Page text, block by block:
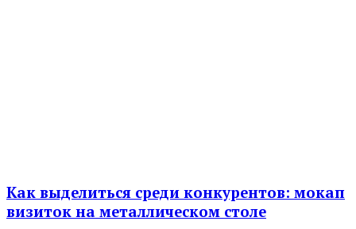
Как выделиться среди конкурентов: мокап
визиток на металлическом столе